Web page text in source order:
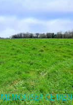
MEMORISER CE BIEN